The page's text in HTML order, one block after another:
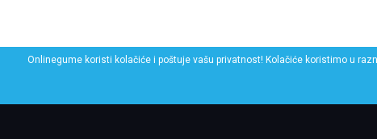
Onlinegume koristi kolačiće i poštuje vašu privatnost! Kolačiće koristimo u